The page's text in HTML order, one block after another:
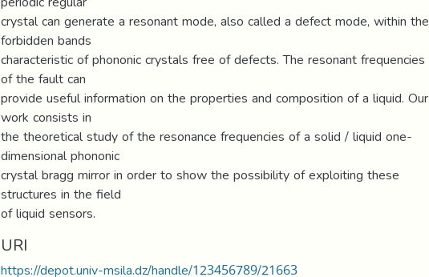
crystal can generate a resonant mode, also called a defect mode, within the
forbidden bands
characteristic of phononic crystals free of defects. The resonant frequencies
of the fault can
provide useful information on the properties and composition of a liquid. Our
work consists in
the theoretical study of the resonance frequencies of a solid / liquid one-
dimensional phononic
crystal bragg mirror in order to show the possibility of exploiting these
structures in the field
of liquid sensors.
URI
https://depot.univ-msila.dz/handle/123456789/21663